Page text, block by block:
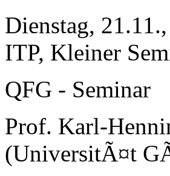
Dienstag,
ITP, Kleiner
QFG - Seminar
Prof. Karl-
(UniversitÃ¤t